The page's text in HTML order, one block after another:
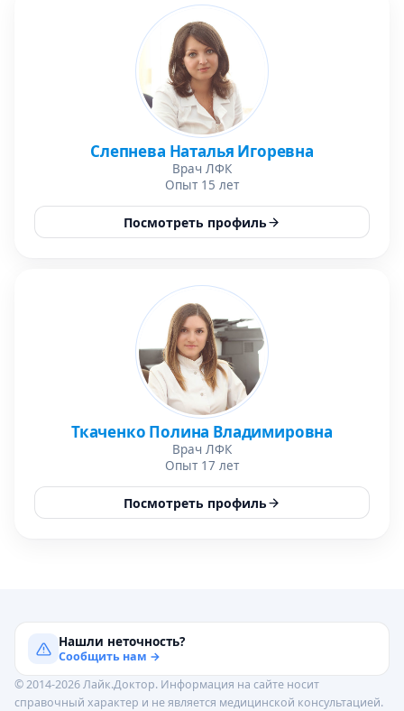
Слепнева Наталья Игоревна
Врач ЛФК
Опыт 15 лет
Посмотреть профиль
Ткаченко Полина Владимировна
Врач ЛФК
Опыт 17 лет
Посмотреть профиль
Нашли неточность?
Сообщить нам →
© 2014-2026 Лайк.Доктор. Информация на сайте носит
справочный характер и не является медицинской консультацией.